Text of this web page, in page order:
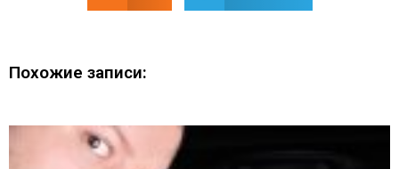
Похожие записи: